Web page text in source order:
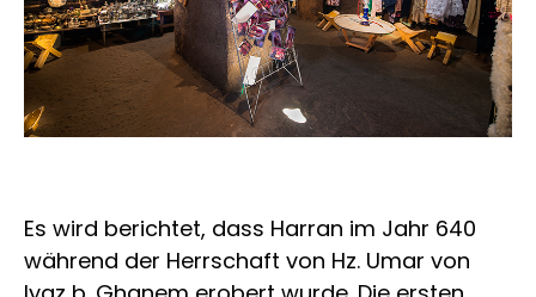
Es wird berichtet, dass Harran im Jahr 640
während der Herrschaft von Hz. Umar von